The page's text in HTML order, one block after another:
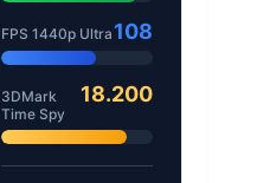
FPS 1440p Ultra 108
3DMark
Time Spy
18.200